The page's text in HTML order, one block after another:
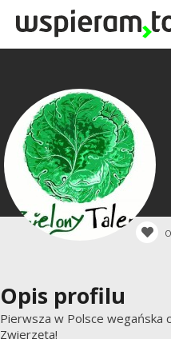
Opis profilu
Pierwsza w Polsce wegańska
Zwierzęta!